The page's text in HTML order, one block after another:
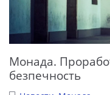
Монада.
безпечность